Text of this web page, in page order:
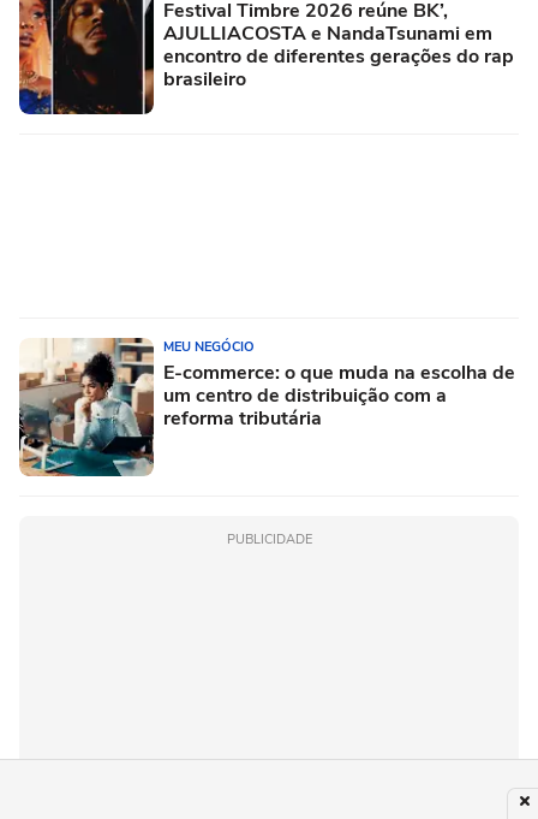
Festival Timbre 2026 reúne BK’,
AJULLIACOSTA e NandaTsunami em
encontro de diferentes gerações do rap
brasileiro
MEU NEGÓCIO
E-commerce: o que muda na escolha de
um centro de distribuição com a
reforma tributária
PUBLICIDADE